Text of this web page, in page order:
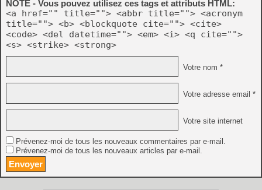
NOTE - Vous pouvez utilisez ces tags et attributs HTML:
<a href="" title=""> <abbr title=""> <acronym
title=""> <b> <blockquote cite=""> <cite>
<code> <del datetime=""> <em> <i> <q cite="">
<s> <strike> <strong>
Votre nom *
Votre adresse email *
Votre site internet
Prévenez-moi de tous les nouveaux commentaires par e-mail.
Prévenez-moi de tous les nouveaux articles par e-mail.